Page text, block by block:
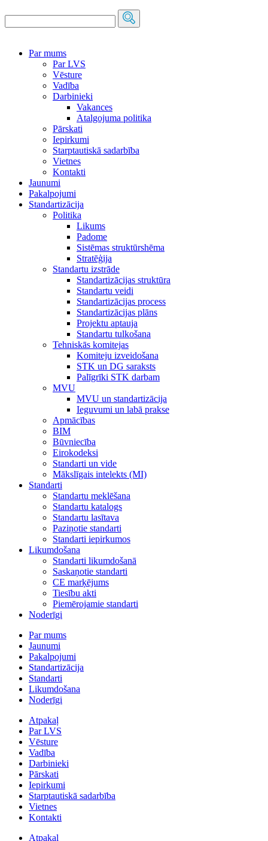
Par mums
Par LVS
Vēsture
Vadība
Darbinieki
Vakances
Atalgojuma politika
Pārskati
Iepirkumi
Starptautiskā sadarbība
Vietnes
Kontakti
Jaunumi
Pakalpojumi
Standartizācija
Politika
Likums
Padome
Sistēmas struktūrshēma
Stratēģija
Standartu izstrāde
Standartizācijas struktūra
Standartu veidi
Standartizācijas process
Standartizācijas plāns
Projektu aptauja
Standartu tulkošana
Tehniskās komitejas
Komiteju izveidošana
STK un DG saraksts
Palīgrīki STK darbam
MVU
MVU un standartizācija
Ieguvumi un labā prakse
Apmācības
BIM
Būvniecība
Eirokodeksi
Standarti un vide
Mākslīgais intelekts (MI)
Standarti
Standartu meklēšana
Standartu katalogs
Standartu lasītava
Paziņotie standarti
Standarti iepirkumos
Likumdošana
Standarti likumdošanā
Saskaņotie standarti
CE marķējums
Tiesību akti
Piemērojamie standarti
Noderīgi
Par mums
Jaunumi
Pakalpojumi
Standartizācija
Standarti
Likumdošana
Noderīgi
Atpakaļ
Par LVS
Vēsture
Vadība
Darbinieki
Pārskati
Iepirkumi
Starptautiskā sadarbība
Vietnes
Kontakti
Atpakaļ